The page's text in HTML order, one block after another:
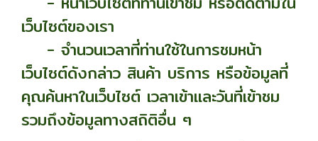
เว็บไซต์ของเรา
- จำนวนเวลาที่ท่านใช้ในการชมหน้า
เว็บไซต์ดังกล่าว สินค้า บริการ หรือข้อมูลที่
คุณค้นหาในเว็บไซต์ เวลาเข้าและวันที่เข้าชม
รวมถึงข้อมูลทางสถิติอื่น ๆ